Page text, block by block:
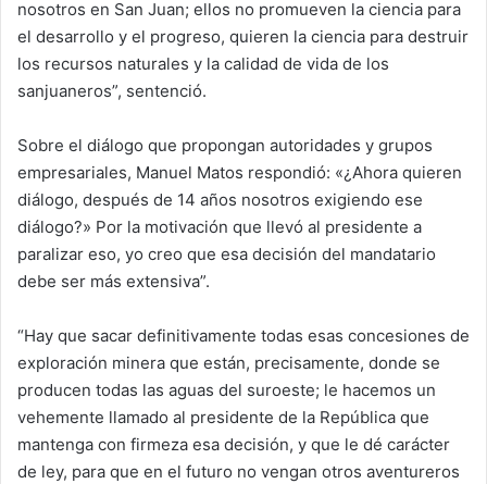
nosotros en San Juan; ellos no promueven la ciencia para
el desarrollo y el progreso, quieren la ciencia para destruir
los recursos naturales y la calidad de vida de los
sanjuaneros”, sentenció.
Sobre el diálogo que propongan autoridades y grupos
empresariales, Manuel Matos respondió: «¿Ahora quieren
diálogo, después de 14 años nosotros exigiendo ese
diálogo?» Por la motivación que llevó al presidente a
paralizar eso, yo creo que esa decisión del mandatario
debe ser más extensiva”.
“Hay que sacar definitivamente todas esas concesiones de
exploración minera que están, precisamente, donde se
producen todas las aguas del suroeste; le hacemos un
vehemente llamado al presidente de la República que
mantenga con firmeza esa decisión, y que le dé carácter
de ley, para que en el futuro no vengan otros aventureros